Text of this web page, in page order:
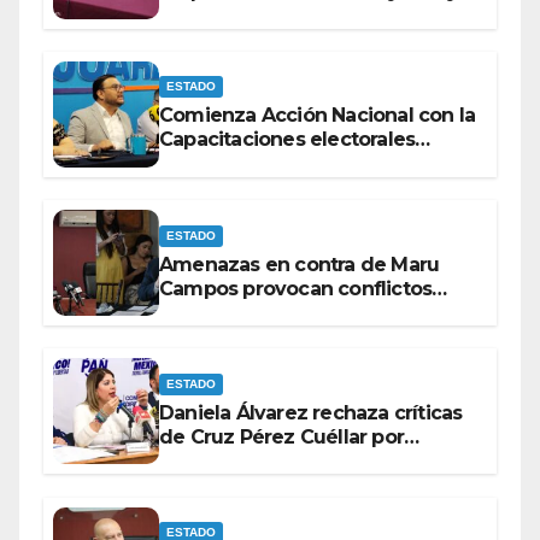
ESTADO
Comienza Acción Nacional con la
Capacitaciones electorales
ESTADO
Amenazas en contra de Maru
Campos provocan conflictos
ESTADO
Daniela Álvarez rechaza críticas
de Cruz Pérez Cuéllar por
ESTADO